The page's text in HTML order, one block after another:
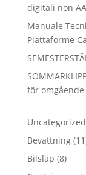
digitali non
Manuale
Piattaforme
för
Uncategorized
Bevattning 11
Bilsläp 88